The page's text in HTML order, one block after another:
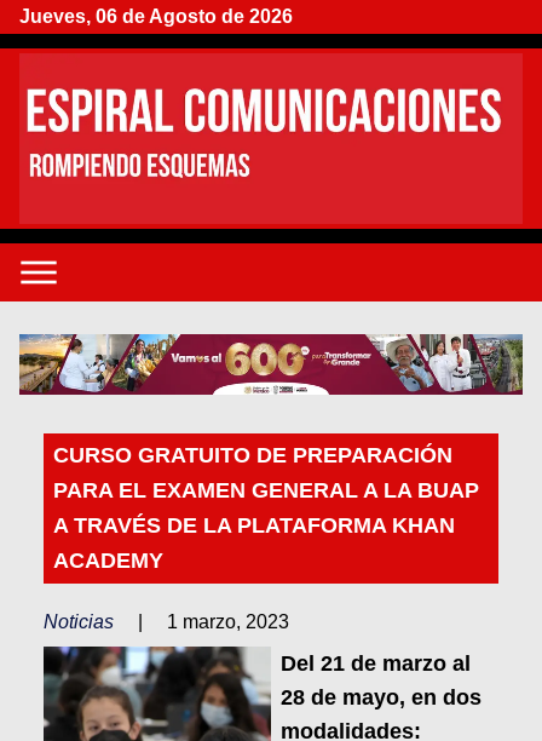
Jueves, 06 de Agosto de 2026
CURSO GRATUITO DE PREPARACIÓN
PARA EL EXAMEN GENERAL A LA BUAP
A TRAVÉS DE LA PLATAFORMA KHAN
ACADEMY
Noticias 1 marzo, 2023
Del 21 de marzo al
28 de mayo, en dos
modalidades: